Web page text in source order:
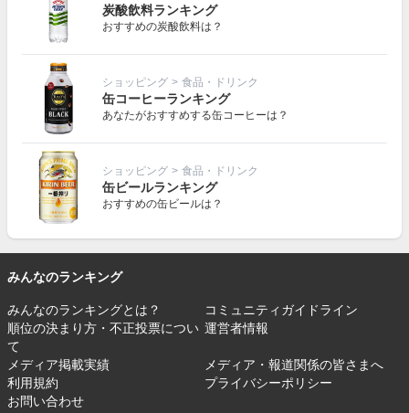
炭酸飲料ランキング
おすすめの炭酸飲料は？
ショッピング > 食品・ドリンク
缶コーヒーランキング
あなたがおすすめする缶コーヒーは？
ショッピング > 食品・ドリンク
缶ビールランキング
おすすめの缶ビールは？
みんなのランキング
みんなのランキングとは？
コミュニティガイドライン
順位の決まり方・不正投票につい
て
運営者情報
メディア掲載実績
メディア・報道関係の皆さまへ
利用規約
プライバシーポリシー
お問い合わせ